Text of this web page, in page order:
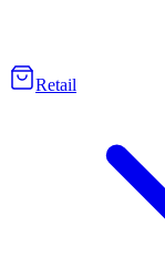
Retail